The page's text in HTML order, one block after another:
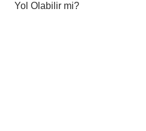
Yol Olabilir mi?